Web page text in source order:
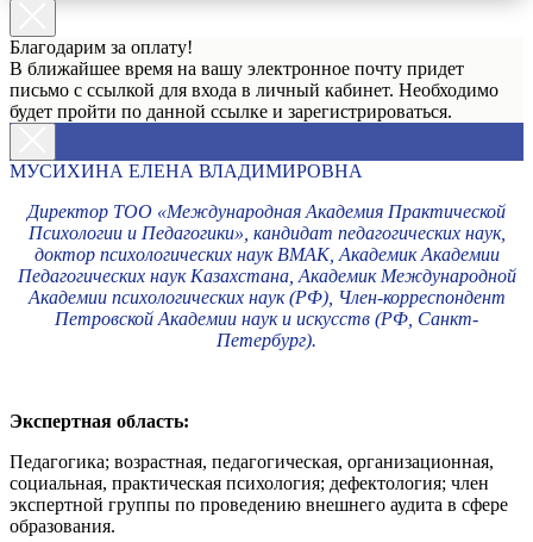
Благодарим за оплату!
В ближайшее время на вашу электронное почту придет
письмо с ссылкой для входа в личный кабинет. Необходимо
будет пройти по данной ссылке и зарегистрироваться.
МУСИХИНА ЕЛЕНА ВЛАДИМИРОВНА
Директор ТОО «Международная Академия Практической
Психологии и Педагогики», кандидат педагогических наук,
доктор психологических наук ВМАК, Академик Академии
Педагогических наук Казахстана, Академик Международной
Академии психологических наук (РФ), Член-корреспондент
Петровской Академии наук и искусств (РФ, Санкт-
Петербург).
Экспертная область:
Педагогика; возрастная, педагогическая, организационная,
социальная, практическая психология; дефектология; член
экспертной группы по проведению внешнего аудита в сфере
образования.